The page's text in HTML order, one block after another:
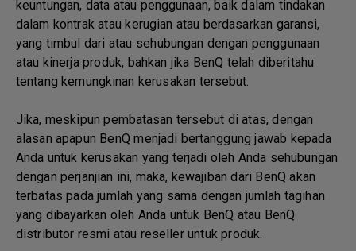
keuntungan, data atau penggunaan, baik dalam tindakan
dalam kontrak atau kerugian atau berdasarkan garansi,
yang timbul dari atau sehubungan dengan penggunaan
atau kinerja produk, bahkan jika BenQ telah diberitahu
tentang kemungkinan kerusakan tersebut.
Jika, meskipun pembatasan tersebut di atas, dengan
alasan apapun BenQ menjadi bertanggung jawab kepada
Anda untuk kerusakan yang terjadi oleh Anda sehubungan
dengan perjanjian ini, maka, kewajiban dari BenQ akan
terbatas pada jumlah yang sama dengan jumlah tagihan
yang dibayarkan oleh Anda untuk BenQ atau BenQ
distributor resmi atau reseller untuk produk.